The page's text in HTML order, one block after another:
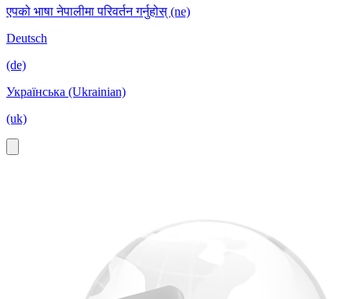
एपको भाषा नेपालीमा परिवर्तन गर्नुहोस् (ne)
Deutsch
(de)
Українська (Ukrainian)
(uk)